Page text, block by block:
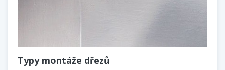
Typy montáže dřezů